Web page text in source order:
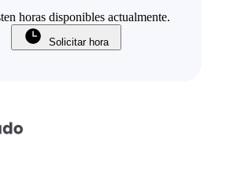
horas disponibles actualmente.
Solicitar hora